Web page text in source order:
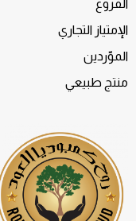
الفروع
الإمتياز التجاري
الموّردين
منتج طبيعي